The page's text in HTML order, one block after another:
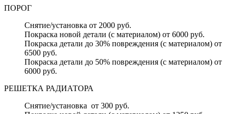
ПОРОГ
Снятие/установка от 2000 руб.
Покраска новой детали (с материалом) от 6000 руб.
Покраска детали до 30% повреждения (с материалом) от
6500 руб.
Покраска детали до 50% повреждения (с материалом) от
6000 руб.
РЕШЕТКА РАДИАТОРА
Снятие/установка от 300 руб.